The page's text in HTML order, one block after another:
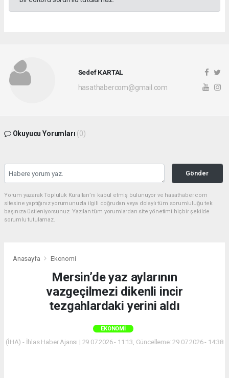
Sedef KARTAL
hasathabercom@gmail.com
Okuyucu Yorumları (0)
Gönder
Yorum yazarak Topluluk Kuralları’nı kabul etmiş bulunuyor ve hasathaber.com
sitesine yaptığınız yorumunuzla ilgili doğrudan veya dolaylı tüm sorumluluğu tek
başınıza üstleniyorsunuz. Yazılan tüm yorumlardan site yönetimi hiçbir şekilde
sorumlu tutulamaz.
Anasayfa Ekonomi
Mersin’de yaz aylarının
vazgeçilmezi dikenli incir
tezgahlardaki yerini aldı
EKONOMI
(İHA) - İhlas Haber Ajansı | 29.07.2026 - 11:13, Güncelleme: 29.07.2026 - 14:38